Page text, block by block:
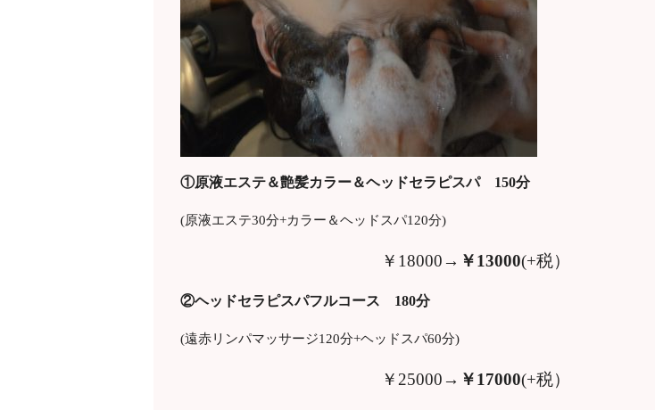
①原液エステ＆艶髪カラー＆ヘッドセラピスパ 150分
(原液エステ30分+カラー＆ヘッドスパ120分)
￥18000→ ￥13000(+税）
②ヘッドセラピスパフルコース 180分
(遠赤リンパマッサージ120分+ヘッドスパ60分)
￥25000→ ￥17000(+税）